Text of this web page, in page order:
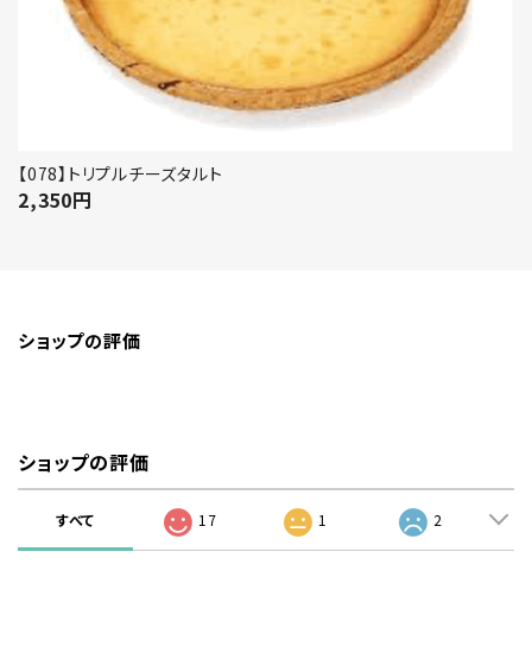
【078】トリプルチーズタルト
2,350円
ショップの評価
ショップの評価
すべて 17 1 2